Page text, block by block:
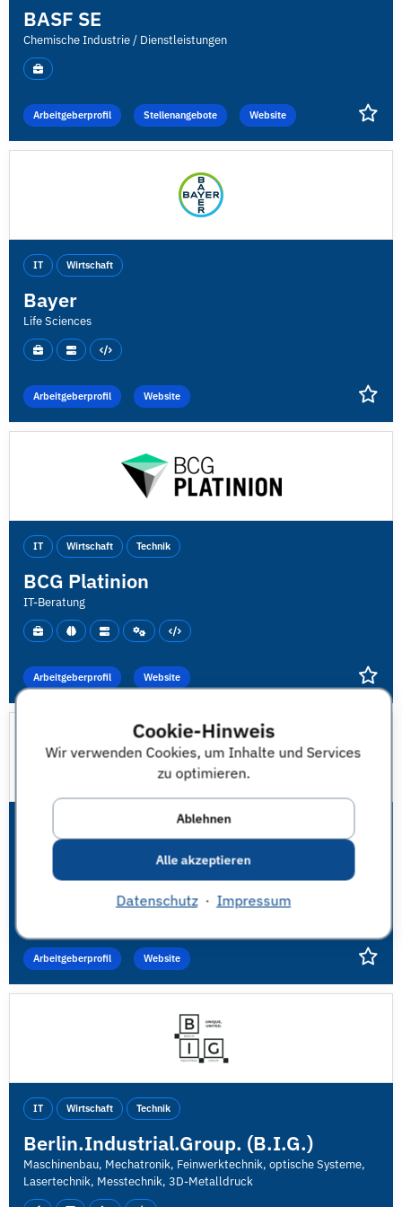
Cookie-Hinweis
Wir verwenden Cookies, um Inhalte und Services
zu optimieren.
Ablehnen
Alle akzeptieren
Datenschutz· Impressum
BASF SE
Chemische Industrie / Dienstleistungen
Arbeitgeberprofil Stellenangebote Website
IT Wirtschaft
Bayer
Life Sciences
Arbeitgeberprofil Website
IT Wirtschaft Technik
BCG Platinion
IT-Beratung
Arbeitgeberprofil Website
BERLIN-CHEMIE AG
Pharmazeutische Industrie
Arbeitgeberprofil Website
IT Wirtschaft Technik
Berlin.Industrial.Group. (B.I.G.)
Maschinenbau, Mechatronik, Feinwerktechnik, optische Systeme,
Lasertechnik, Messtechnik, 3D-Metalldruck